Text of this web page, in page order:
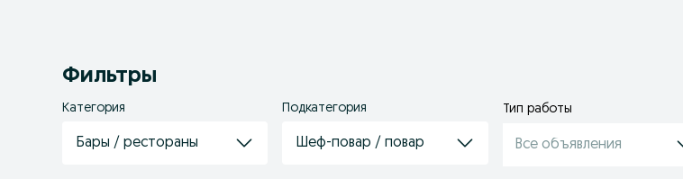
Фильтры
Категория
Бары / рестораны
Подкатегория
Шеф-повар / повар
Тип работы
Все объявления